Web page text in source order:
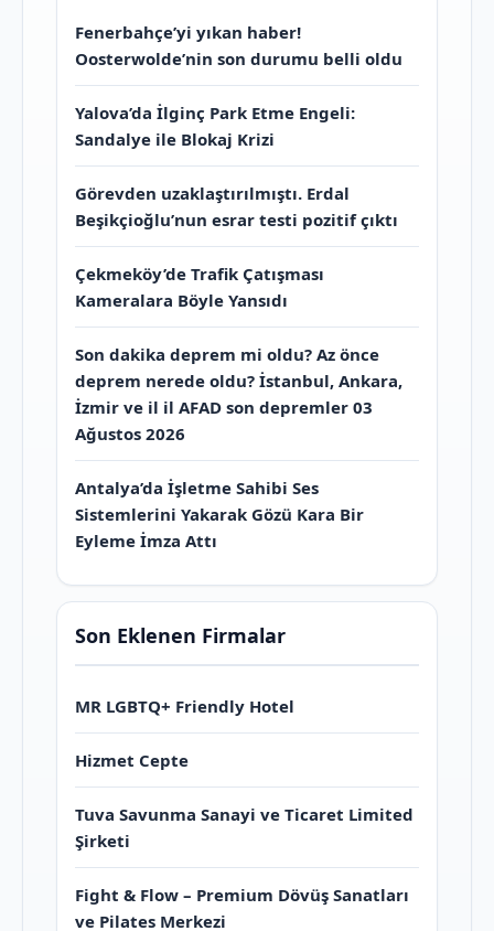
Fenerbahçe’yi yıkan haber!
Oosterwolde’nin son durumu belli oldu
Yalova’da İlginç Park Etme Engeli:
Sandalye ile Blokaj Krizi
Görevden uzaklaştırılmıştı. Erdal
Beşikçioğlu’nun esrar testi pozitif çıktı
Çekmeköy’de Trafik Çatışması
Kameralara Böyle Yansıdı
Son dakika deprem mi oldu? Az önce
deprem nerede oldu? İstanbul, Ankara,
İzmir ve il il AFAD son depremler 03
Ağustos 2026
Antalya’da İşletme Sahibi Ses
Sistemlerini Yakarak Gözü Kara Bir
Eyleme İmza Attı
Son Eklenen Firmalar
MR LGBTQ+ Friendly Hotel
Hizmet Cepte
Tuva Savunma Sanayi ve Ticaret Limited
Şirketi
Fight & Flow – Premium Dövüş Sanatları
ve Pilates Merkezi